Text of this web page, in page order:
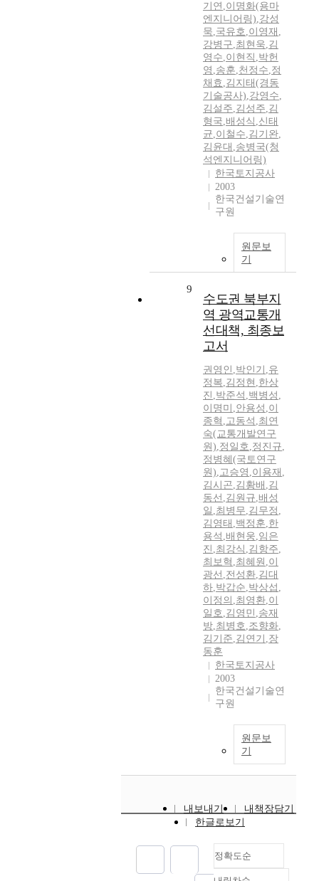
기연 ,이명화(용마
엔지니어링),강성
묵,국유호,이영재 ,
강병구,최현욱,김
영수,이현직 ,박헌
영 ,송훈,천정수,정
채효 ,김지태(경동
기술공사),강영수,
김설주,김성주,김
형국,배성식 ,신태
균,이철수,김기완,
김윤대 ,송병국(청
석엔지니어링)
한국토지공사
2003
한국건설기술연
구원
원문보
기
9
수도권 북부지
역 광역교통개
선대책, 최종보
고서
권영인 ,박인기 ,유
정복,김정현 ,한상
진 ,박준석 ,백병성 ,
이명미 ,안용성 ,이
종혁 ,고동석 ,최연
숙(교통개발연구
원),정일호,정진규,
정병혜(국토연구
원),고승영 ,이용재 ,
김시곤,김황배 ,김
동선 ,김원규,배성
일 ,최병무,김무정 ,
김영태 ,백정훈,한
용석 ,배현웅,임은
진 ,최강식 ,김항주,
최보혁 ,최혜원 ,이
광선 ,전성환,김대
하,박갑순,박상섭 ,
이정의 ,최영환,이
일호,김영민 ,송재
방,최병호,조향화,
김기준,김연기 ,장
동훈
한국토지공사
2003
한국건설기술연
구원
원문보
기
내보내기
내책장담기
한글로보기
정확도순